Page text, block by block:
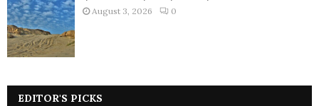
August 3, 2026 0
EDITOR'S PICKS